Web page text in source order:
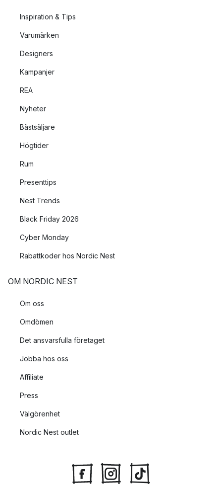
Inspiration & Tips
Varumärken
Designers
Kampanjer
REA
Nyheter
Bästsäljare
Högtider
Rum
Presenttips
Nest Trends
Black Friday 2026
Cyber Monday
Rabattkoder hos Nordic Nest
OM NORDIC NEST
Om oss
Omdömen
Det ansvarsfulla företaget
Jobba hos oss
Affiliate
Press
Välgörenhet
Nordic Nest outlet